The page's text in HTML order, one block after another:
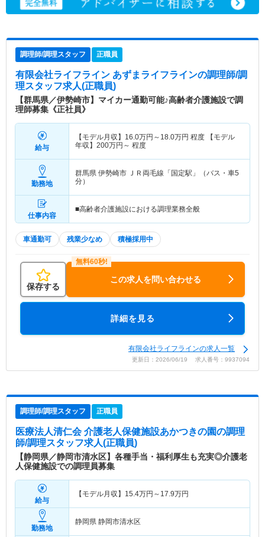
調理師/調理スタッフ 正職員
有限会社ライフライン あずまライフラインの調理師/調
理スタッフ求人(正職員)
【群馬県／伊勢崎市】マイカー通勤可能♪高齢者介護施設で調
理師募集《正社員》
給与
【モデル月収】 16.0万円～ 18.0万円 程度 【モデル
年収】 200万円～ 程度
勤務地
群馬県 伊勢崎市 ＪＲ両毛線「国定駅」（バス・車5
分）
仕事内容
■高齢者介護施設における調理業務全般
車通勤可 残業少なめ 積極採用中
保存する
この求人を問い合わせる
詳細を見る
有限会社ライフラインの求人一覧
更新日：2026/06/19 求人番号：9937094
調理師/調理スタッフ 正職員
医療法人清仁会 介護老人保健施設あかつきの園の調理
師/調理スタッフ求人(正職員)
【静岡県／静岡市清水区】各種手当・福利厚生も充実◎介護老
人保健施設での調理員募集
給与
【モデル月収】 15.4万円～ 17.9万円
勤務地
静岡県 静岡市清水区